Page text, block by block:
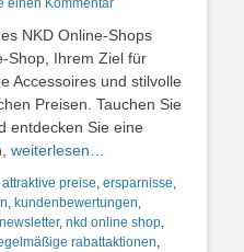
einen Kommentar
NKD Online-Shops
Shop, Ihrem Ziel für
Accessoires und stilvolle
Preisen. Tauchen Sie
entdecken Sie eine
weiterlesen…
attraktive preise, ersparnisse,
, kundenbewertungen,
newsletter, nkd online shop,
rabattaktionen,